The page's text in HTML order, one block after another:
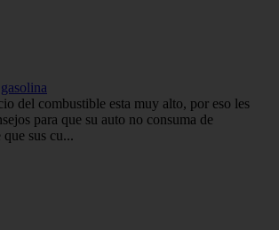
del combustible esta muy alto, por eso les
para que su auto no consuma de
que sus cu...